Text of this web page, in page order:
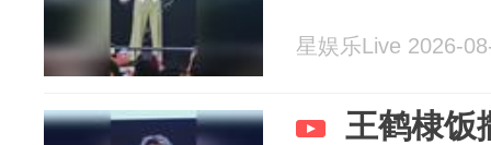
星娱乐Live 2026-
王鹤棣饭